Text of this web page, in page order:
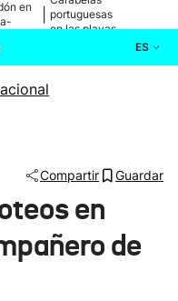
en
portuguesas
en las playas
ES
Compartir Guardar
en
de